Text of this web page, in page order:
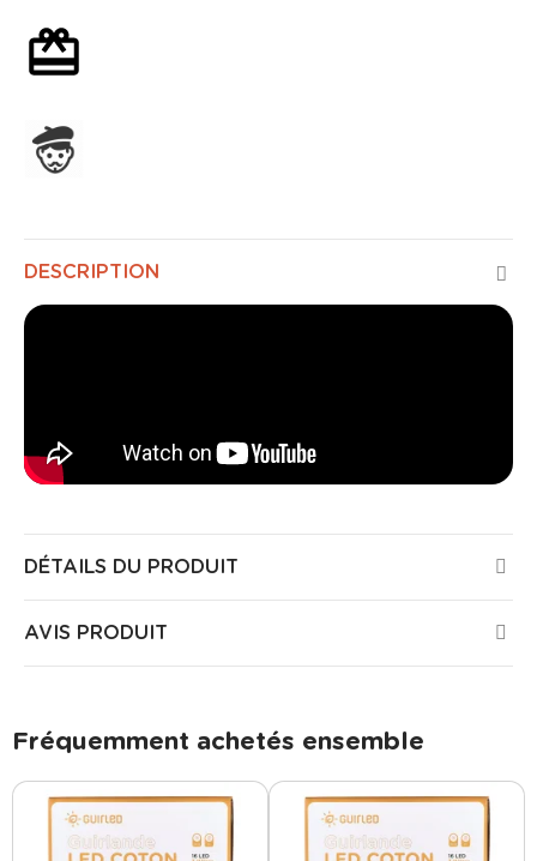
DESCRIPTION
DÉTAILS DU PRODUIT
AVIS PRODUIT
Fréquemment achetés ensemble